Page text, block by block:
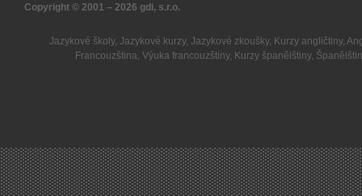
Copyright © 2001 – 2026 gdi, s.r.o.
Jazykové školy, Jazykové kurzy, Jazykové zkoušky, Kurzy angličtiny,
Francouzština,Výuka francouzštiny, Kurzy španělštiny,